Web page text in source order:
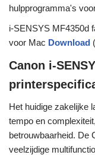
hulpprogramma's
i-SENSYS MF4350d
voor Mac Download
Canon i-
Het huidige zakelijke
tempo en
betrouwbaarheid. De
veelzijdige